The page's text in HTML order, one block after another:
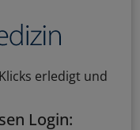
erledigt und
Login: